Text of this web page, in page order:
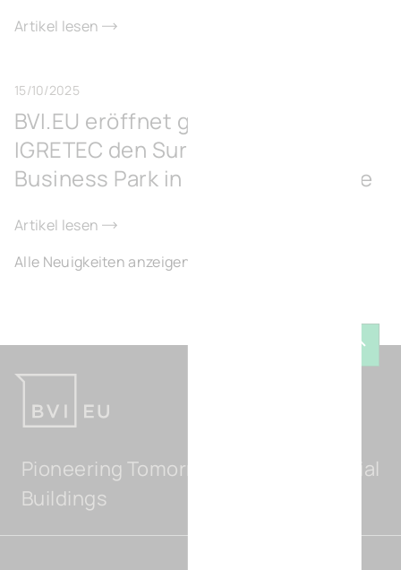
Artikel lesen
15/10/2025
BVI.EU eröffnet gemeinsam mit
IGRETEC den Surschiste Green
Business Park in Fontaine-l’Évêque
Artikel lesen
Alle Neuigkeiten anzeigen
Pioneering Tomorrow's Light Industrial
Buildings